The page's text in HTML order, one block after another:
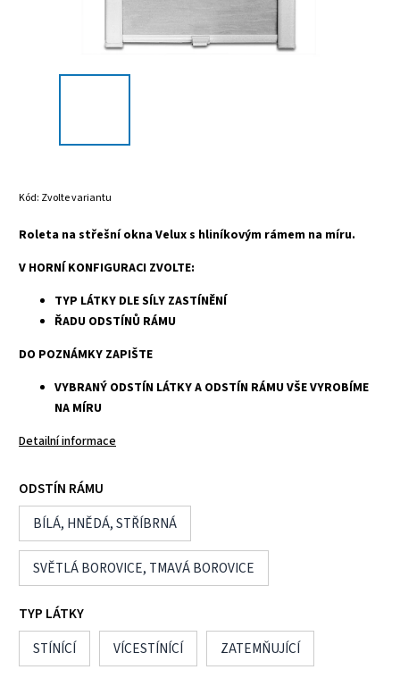
Kód: Zvolte variantu
Roleta na střešní okna Velux s hliníkovým rámem na míru.
V HORNÍ KONFIGURACI ZVOLTE:
TYP LÁTKY DLE SÍLY ZASTÍNĚNÍ
ŘADU ODSTÍNŮ RÁMU
DO POZNÁMKY ZAPIŠTE
VYBRANÝ ODSTÍN LÁTKY A ODSTÍN RÁMU VŠE VYROBÍME
NA MÍRU
Detailní informace
ODSTÍN RÁMU
BÍLÁ, HNĚDÁ, STŘÍBRNÁ
SVĚTLÁ BOROVICE, TMAVÁ BOROVICE
TYP LÁTKY
STÍNÍCÍ
VÍCESTÍNÍCÍ ZATEMŇUJÍCÍ